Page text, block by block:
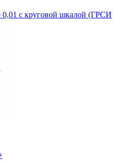
с круговой шкалой (ГРСИ